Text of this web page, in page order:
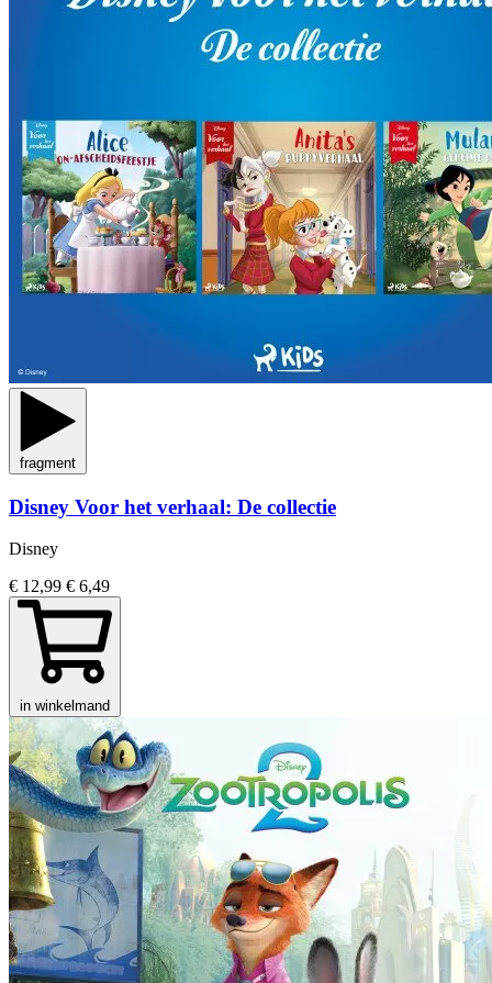
fragment
Disney Voor het verhaal: De collectie
Disney
€ 12,99 € 6,49
in winkelmand